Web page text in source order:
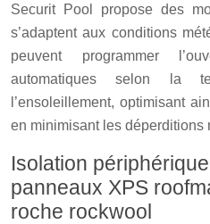
Securit Pool propose des
s’adaptent aux conditions
peuvent programmer
automatiques selon la
l’ensoleillement, optimisant
en minimisant les déperditions
Isolation
panneaux XPS
roche rockwool